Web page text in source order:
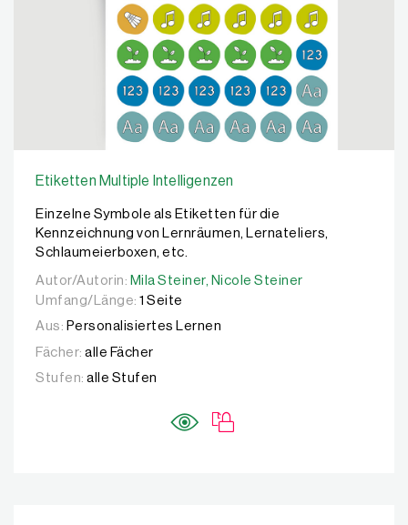
Etiketten Multiple Intelligenzen
Einzelne Symbole als Etiketten für die
Kennzeichnung von Lernräumen, Lernateliers,
Schlaumeierboxen, etc.
Autor/Autorin: Mila Steiner, Nicole Steiner
Autor/Autorin: Mila Steiner, Nicole Steiner
Umfang/Länge: 1 Seite
Aus: Personalisiertes Lernen
Fächer: alle Fächer
Stufen: alle Stufen